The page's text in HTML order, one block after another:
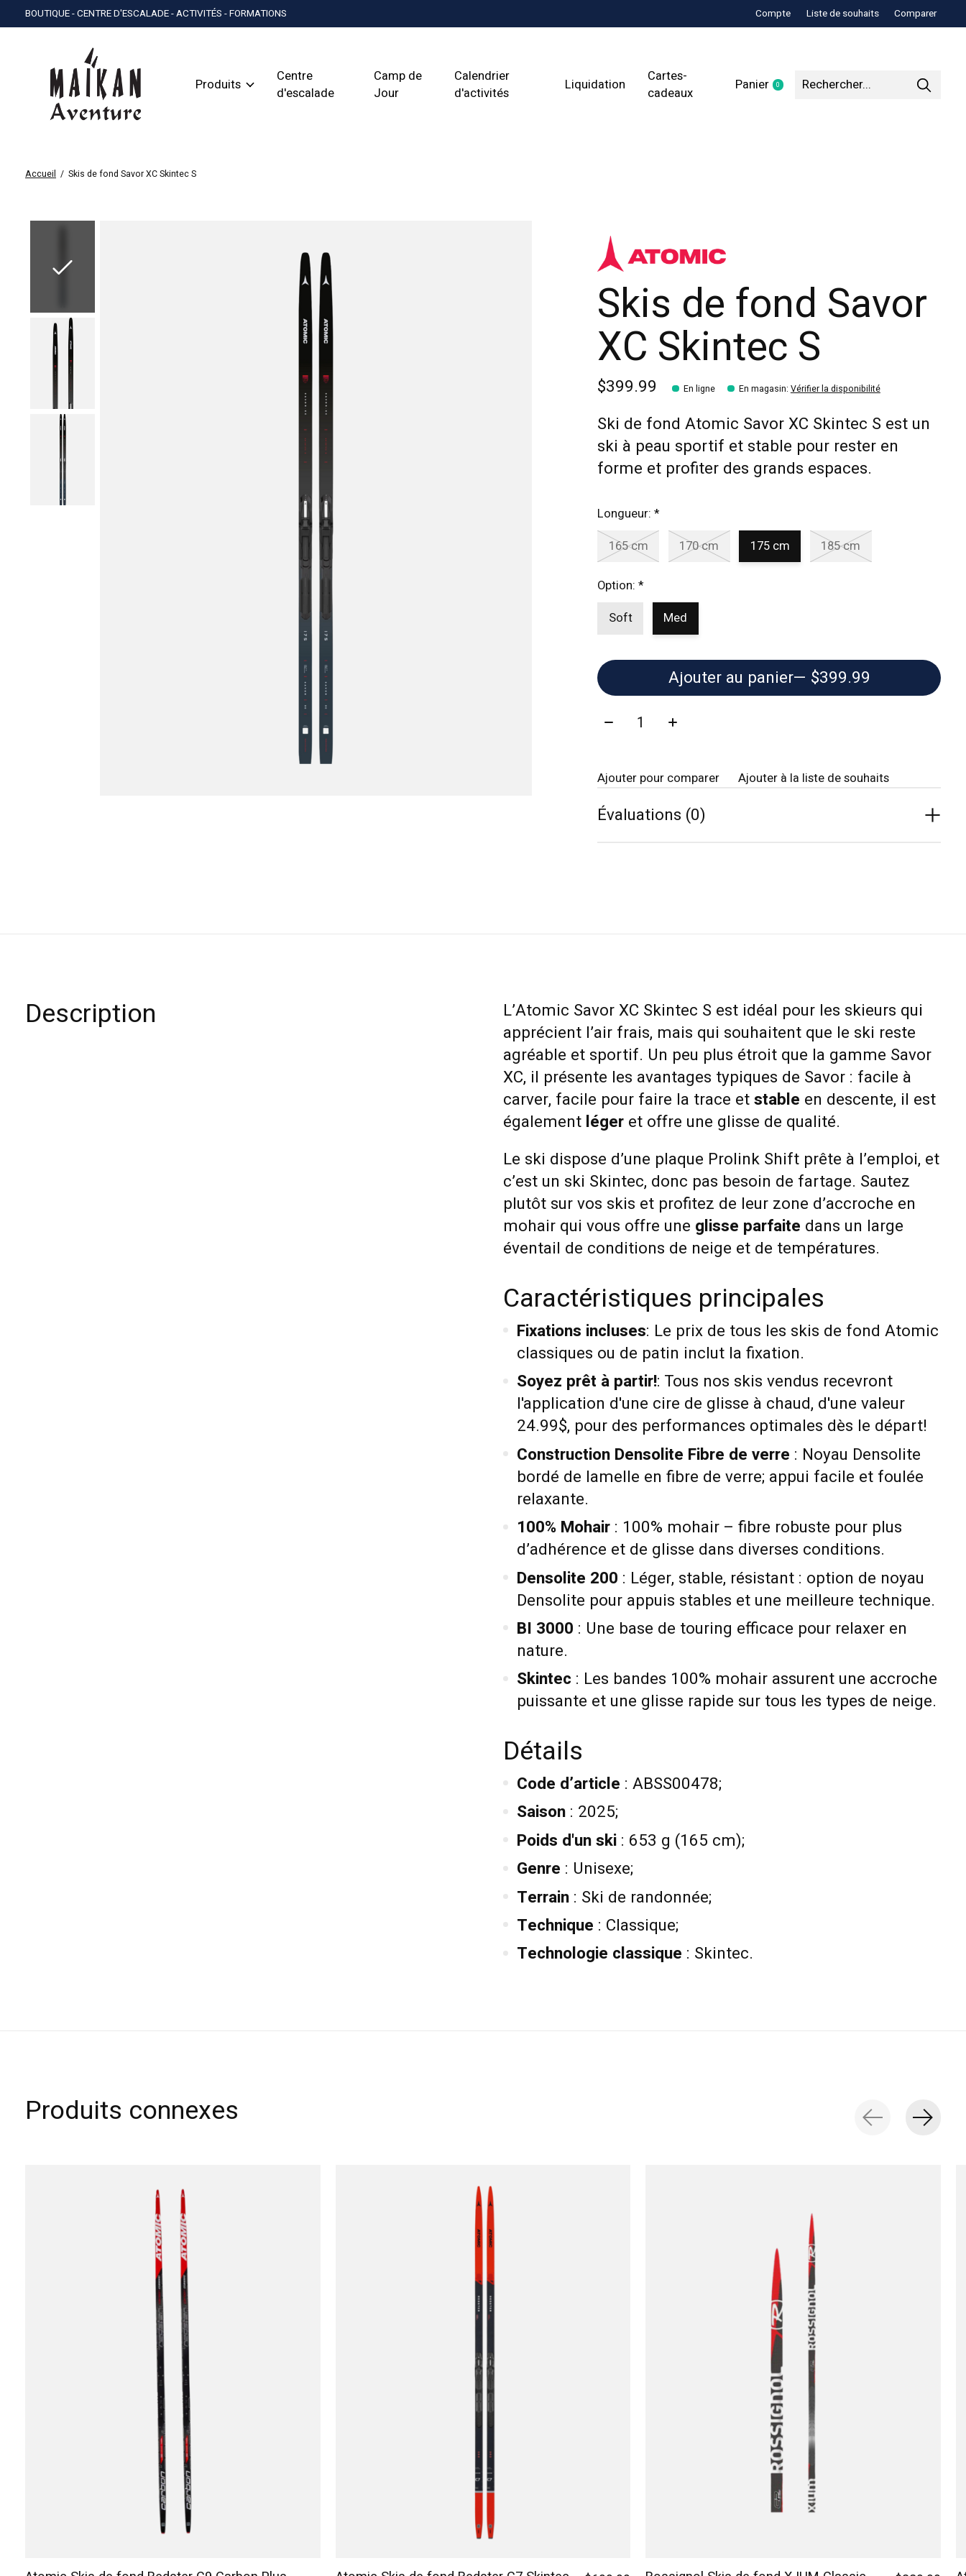
BOUTIQUE - CENTRE D'ESCALADE - ACTIVITÉS - FORMATIONS Compte Liste de souhaits Comparer
Produits
Centre
d'escalade
Camp de
Jour
Calendrier
d'activités
Liquidation
Cartes-
cadeaux
Panier 0items
Accueil / Skis de fond Savor XC Skintec S
Skis de fond Savor
XC Skintec S
$399.99 En ligne En magasin: Vérifier la disponibilité
Ski de fond Atomic Savor XC Skintec S est un
ski à peau sportif et stable pour rester en
forme et profiter des grands espaces.
Longueur:*
165 cm
170 cm 175 cm 185 cm
Option:*
Soft
Med
Ajouter au panier
— $399.99
Quantité:
Ajouter pour comparer Ajouter à la liste de souhaits
Évaluations (0)
Description
L’Atomic Savor XC Skintec S est idéal pour les skieurs qui
apprécient l’air frais, mais qui souhaitent que le ski reste
agréable et sportif. Un peu plus étroit que la gamme Savor
XC, il présente les avantages typiques de Savor : facile à
carver, facile pour faire la trace etstable en descente, il est
également légeret offre une glisse de qualité.
Le ski dispose d’une plaque Prolink Shift prête à l’emploi, et
c’est un ski Skintec, donc pas besoin de fartage. Sautez
plutôt sur vos skis et profitez de leur zone d’accroche en
mohair qui vous offre une glisse parfaite dans un large
éventail de conditions de neige et de températures.
Caractéristiques principales
Fixations incluses: Le prix de tous les skis de fond Atomic
classiques ou de patin inclut la fixation.
Soyez prêt à partir!: Tous nos skis vendus recevront
l'application d'une cire de glisse à chaud, d'une valeur
24.99$, pour des performances optimales dès le départ!
Construction Densolite Fibre de verre : Noyau Densolite
bordé de lamelle en fibre de verre; appui facile et foulée
relaxante.
100% Mohair: 100% mohair – fibre robuste pour plus
d’adhérence et de glisse dans diverses conditions.
Densolite 200 : Léger, stable, résistant : option de noyau
Densolite pour appuis stables et une meilleure technique.
BI 3000 : Une base de touring efficace pour relaxer en
nature.
Skintec : Les bandes 100% mohair assurent une accroche
puissante et une glisse rapide sur tous les types de neige.
Détails
Code d’article : ABSS00478;
Saison: 2025;
Poids d'un ski: 653 g (165 cm);
Genre : Unisexe;
Terrain: Ski de randonnée;
Technique : Classique;
Technologie classique : Skintec.
Produits connexes